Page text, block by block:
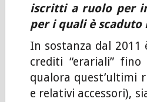
iscritti a ruolo per
per i quali è
In sostanza dal 2011
crediti “erariali”
qualora quest’ultimi
e relativi accessori),